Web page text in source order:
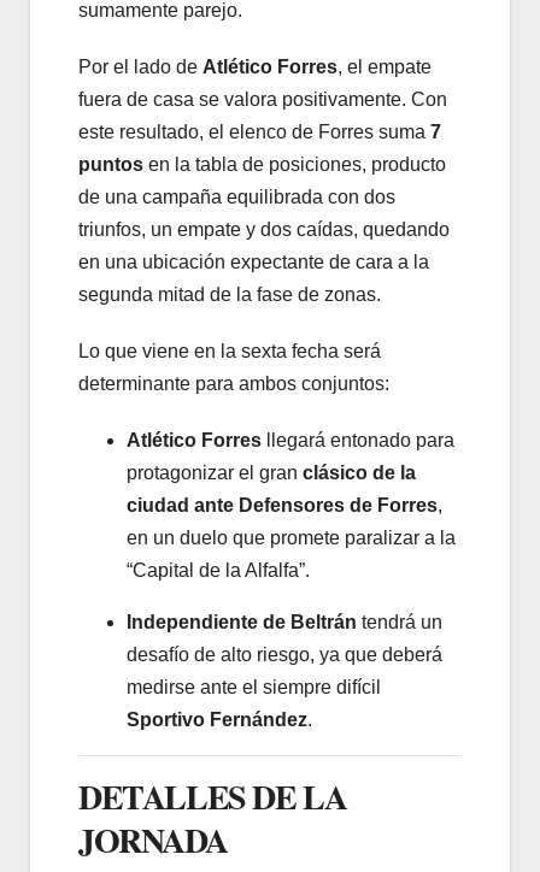
sumamente parejo.
Por el lado de Atlético Forres, el empate
fuera de casa se valora positivamente. Con
este resultado, el elenco de Forres suma 7
puntos en la tabla de posiciones, producto
de una campaña equilibrada con dos
triunfos, un empate y dos caídas, quedando
en una ubicación expectante de cara a la
segunda mitad de la fase de zonas.
Lo que viene en la sexta fecha será
determinante para ambos conjuntos:
Atlético Forres llegará entonado para
protagonizar el gran clásico de la
ciudad ante Defensores de Forres,
en un duelo que promete paralizar a la
“Capital de la Alfalfa”.
Independiente de Beltrán tendrá un
desafío de alto riesgo, ya que deberá
medirse ante el siempre difícil
Sportivo Fernández.
DETALLES DE LA
JORNADA